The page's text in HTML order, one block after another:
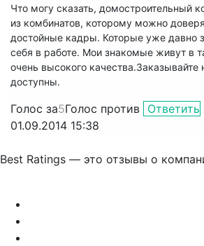
Что могу сказать, домостроительный
из комбинатов, которому можно
достойные кадры. Которые уже давно
себя в работе. Мои знакомые живут в
очень высокого качества.Заказывайте
доступны.
Голос за5Голос против Ответить
01.09.2014 15:38
Best Ratings — это отзывы о